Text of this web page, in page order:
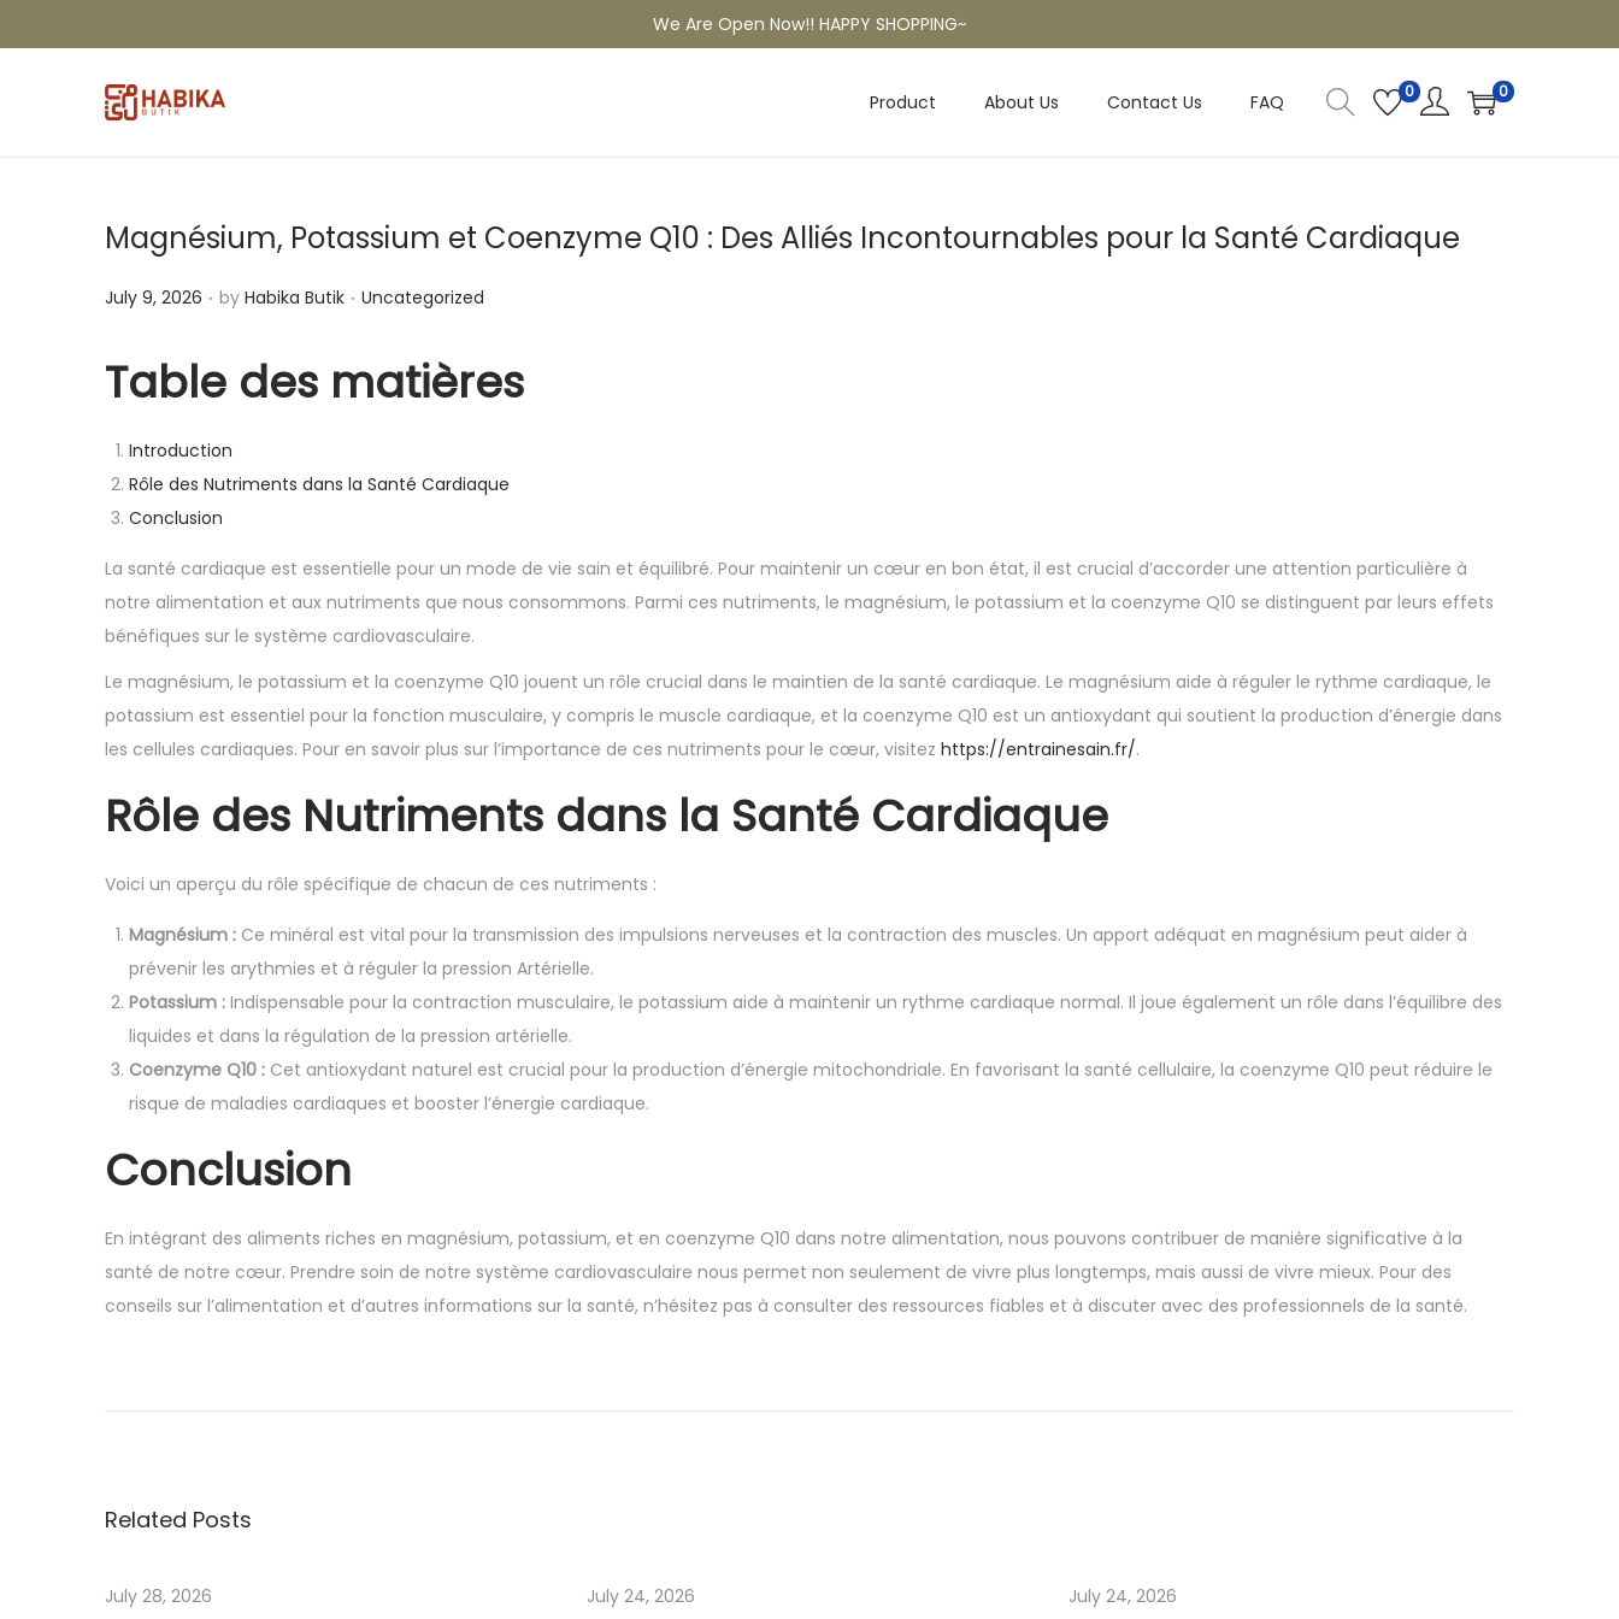
We Are Open Now!! HAPPY SHOPPING~
Product About Us Contact Us FAQ 0 0
Magnésium, Potassium et Coenzyme Q10 : Des Alliés Incontournables pour la Santé Cardiaque
P
s
o
n
July 9, 2026 . by Habika Butik . P
i
Uncategorized
Table des matières
Introduction
Rôle des Nutriments dans la Santé Cardiaque
Conclusion
La santé cardiaque est essentielle pour un mode de vie sain et équilibré. Pour maintenir un cœur en bon état, il est crucial d’accorder une attention particulière à
notre alimentation et aux nutriments que nous consommons. Parmi ces nutriments, le magnésium, le potassium et la coenzyme Q10 se distinguent par leurs effets
bénéfiques sur le système cardiovasculaire.
Le magnésium, le potassium et la coenzyme Q10 jouent un rôle crucial dans le maintien de la santé cardiaque. Le magnésium aide à réguler le rythme cardiaque, le
potassium est essentiel pour la fonction musculaire, y compris le muscle cardiaque, et la coenzyme Q10 est un antioxydant qui soutient la production d’énergie dans
les cellules cardiaques. Pour en savoir plus sur l’importance de ces nutriments pour le cœur, visitez https://entrainesain.fr/.
Rôle des Nutriments dans la Santé Cardiaque
Voici un aperçu du rôle spécifique de chacun de ces nutriments :
Magnésium : Ce minéral est vital pour la transmission des impulsions nerveuses et la contraction des muscles. Un apport adéquat en magnésium peut aider à
prévenir les arythmies et à réguler la pression Artérielle.
Potassium : Indispensable pour la contraction musculaire, le potassium aide à maintenir un rythme cardiaque normal. Il joue également un rôle dans l’équilibre des
liquides et dans la régulation de la pression artérielle.
Coenzyme Q10 : Cet antioxydant naturel est crucial pour la production d’énergie mitochondriale. En favorisant la santé cellulaire, la coenzyme Q10 peut réduire le
risque de maladies cardiaques et booster l’énergie cardiaque.
Conclusion
En intégrant des aliments riches en magnésium, potassium, et en coenzyme Q10 dans notre alimentation, nous pouvons contribuer de manière significative à la
santé de notre cœur. Prendre soin de notre système cardiovasculaire nous permet non seulement de vivre plus longtemps, mais aussi de vivre mieux. Pour des
conseils sur l’alimentation et d’autres informations sur la santé, n’hésitez pas à consulter des ressources fiables et à discuter avec des professionnels de la santé.
a
p
Related Posts
July 28, 2026 July 24, 2026 July 24, 2026